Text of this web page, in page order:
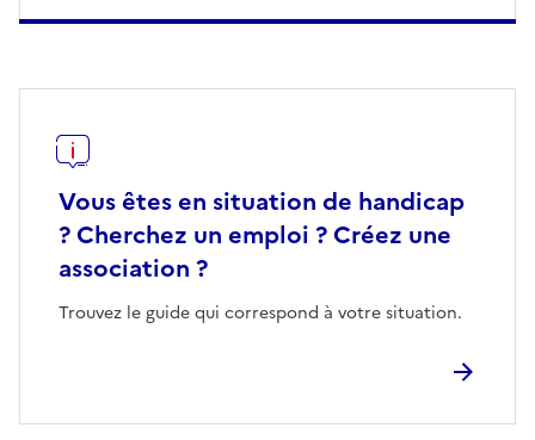
Vous êtes en situation de handicap
? Cherchez un emploi ? Créez une
association ?
Trouvez le guide qui correspond à votre situation.